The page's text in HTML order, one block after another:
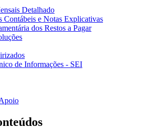
Detalhado
Contábeis e Notas Explicativas
dos Restos a Pagar
de Informações - SEI